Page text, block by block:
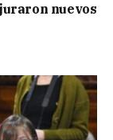
nuevos